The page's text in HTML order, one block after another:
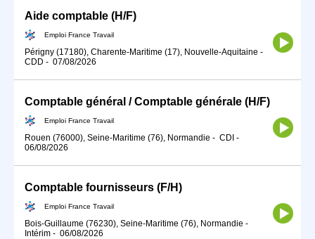
Aide comptable (H/F)
Emploi France Travail
Périgny (17180), Charente-Maritime (17), Nouvelle-Aquitaine -
CDD - 07/08/2026
Comptable général / Comptable générale (H/F)
Emploi France Travail
Rouen (76000), Seine-Maritime (76), Normandie - CDI -
06/08/2026
Comptable fournisseurs (F/H)
Emploi France Travail
Bois-Guillaume (76230), Seine-Maritime (76), Normandie -
Intérim - 06/08/2026